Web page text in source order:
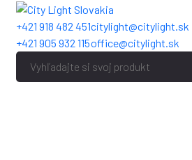
+421 918 482 451
+421 905 932 115
citylight@citylight.sk
office@citylight.sk